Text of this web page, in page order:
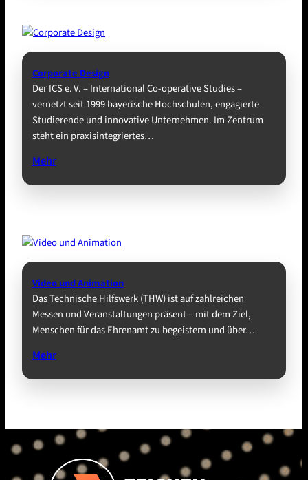
Corporate Design
Der ICS e. V. – International Co-operative Studies –
vernetzt seit 1999 bayerische Hochschulen, engagierte
Studierende und innovative Unternehmen. Im Zentrum
steht ein praxisintegriertes…
Mehr
Video und Animation
Das Technische Hilfswerk (THW) ist auf zahlreichen
Messen und Veranstaltungen präsent – mit dem Ziel,
Menschen für das Ehrenamt zu begeistern und über…
Mehr